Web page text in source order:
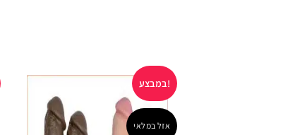
במבצע!
אזל במלאי